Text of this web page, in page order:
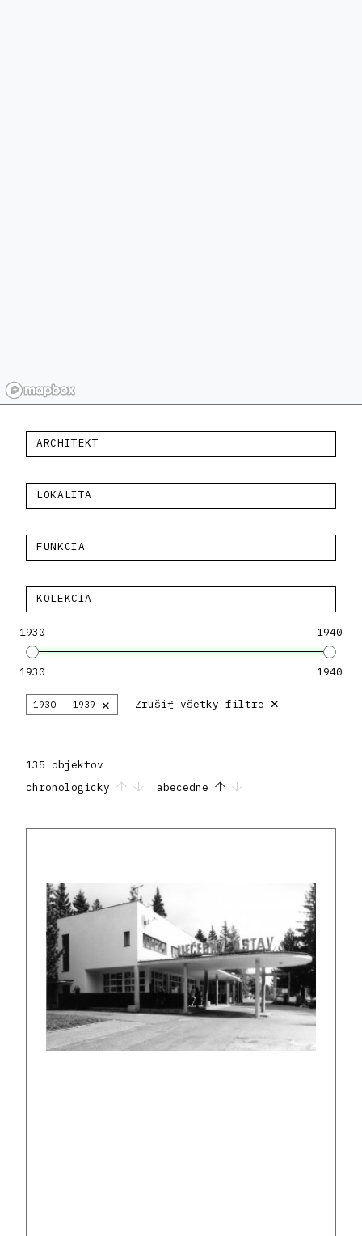
ARCHITEKT
LOKALITA
FUNKCIA
KOLEKCIA
1930 1940
1930 1940
1930 - 1939 × Zrušiť všetky filtre ×
135 objektov
chronologicky
abecedne